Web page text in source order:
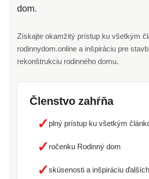
dom.
Získajte okamžitý prístup ku všetkým
rodinnydom.online a inšpiráciu pre
rekonštrukciu rodinného domu.
Členstvo zahŕňa
✓ plný prístup ku všetkým
✓ ročenku Rodinný dom
✓skúsenosti a inšpiráciu